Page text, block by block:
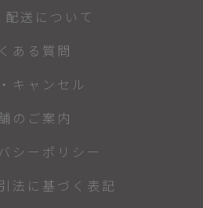
配送について
ある質問
キャンセル
のご案内
シーポリシー
法に基づく表記